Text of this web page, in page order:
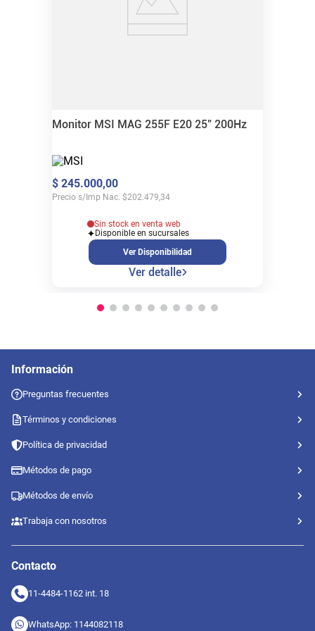
Monitor MSI MAG 255F E20 25" 200Hz
$ 245.000,00
Precio s/Imp Nac. $202.479,34
Sin stock en venta web
Disponible en sucursales
Ver Disponibilidad
Ver detalle
Información
Preguntas frecuentes
Términos y condiciones
Política de privacidad
Métodos de pago
Métodos de envío
Trabaja con nosotros
Contacto
11-4484-1162 int. 18
WhatsApp: 1144082118